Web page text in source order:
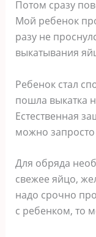
Потом сразу
Мой ребенок
разу не
выкатывания
Ребенок стал
пошла выкатка
Естественная
можно запросто
Для обряда
свежее яйцо,
надо срочно
с ребенком, то